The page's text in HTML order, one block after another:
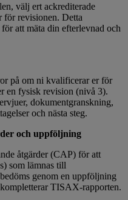
välj ert ackrediterade
för revisionen. Detta
att mäta din efterlevnad och
på om ni kvalificerar er för
en fysisk revision (nivå 3).
dokumentgranskning,
och nästa steg.
och uppföljning
åtgärder (CAP) för att
som lämnas till
genom en uppföljning
TISAX-rapporten.